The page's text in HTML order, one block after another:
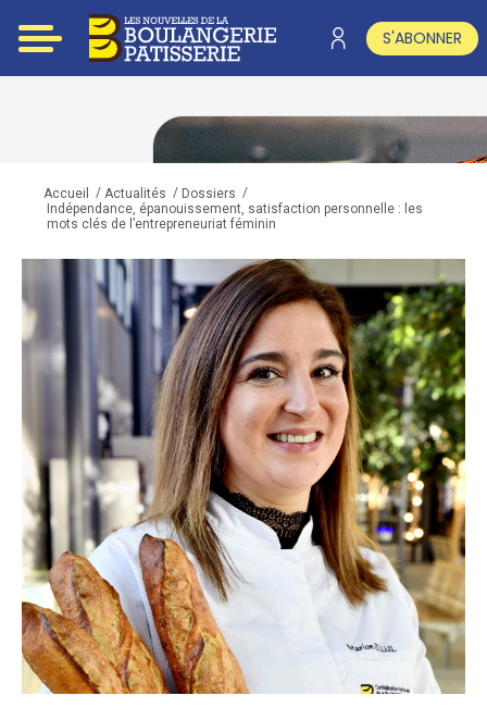
S'ABONNER
Accueil / Actualités / Dossiers /
Indépendance, épanouissement, satisfaction personnelle : les
mots clés de l’entrepreneuriat féminin